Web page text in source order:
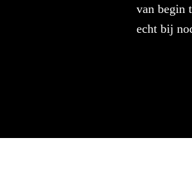
van begin
echt bij